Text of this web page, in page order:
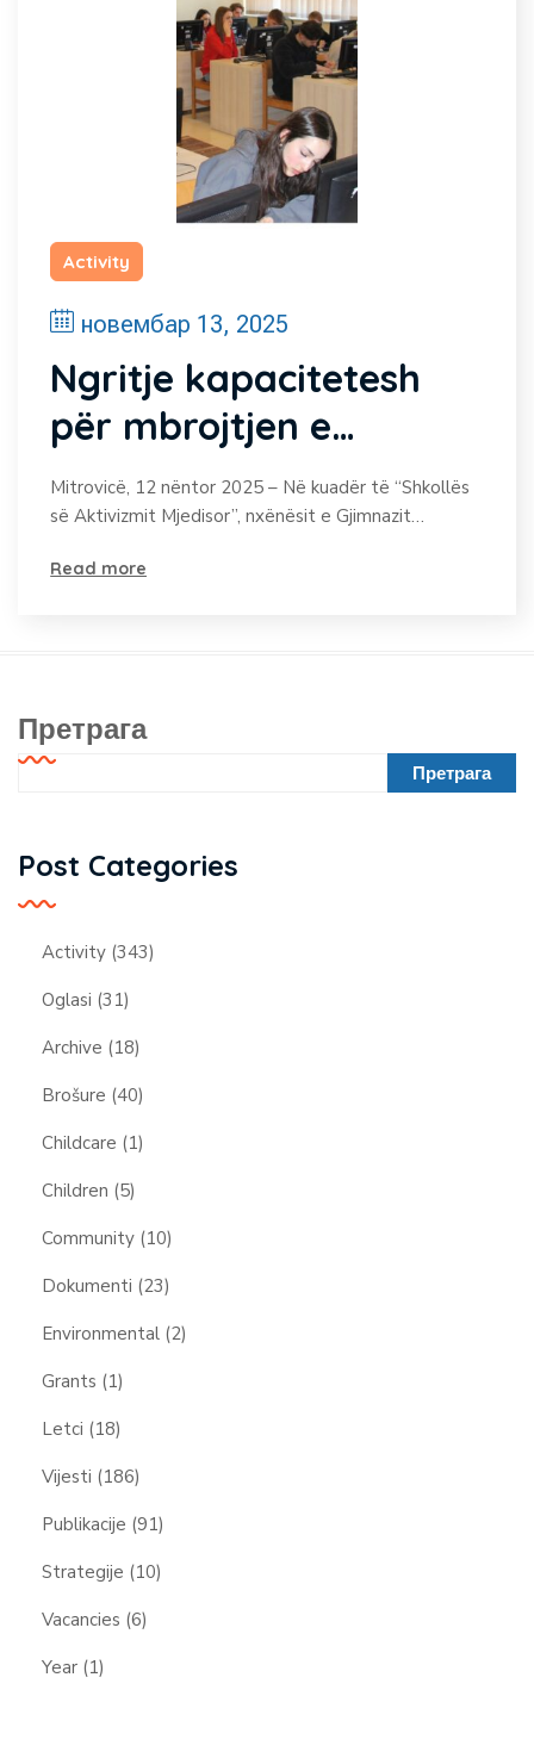
Activity
новембар 13, 2025
Ngritje kapacitetesh
për mbrojtjen e
mjedisit me nxënësit e
gjimnazit “Frang
Bardhi”, Mitrovicë e
Mitrovicë, 12 nëntor 2025 – Në kuadër të “Shkollës
së Aktivizmit Mjedisor”, nxënësit e Gjimnazit…
Read more
Претрага
Претрага
Post Categories
Activity (343)
Oglasi (31)
Archive (18)
Brošure (40)
Childcare (1)
Children (5)
Community (10)
Dokumenti (23)
Environmental (2)
Grants (1)
Letci (18)
Vijesti (186)
Publikacije (91)
Strategije (10)
Vacancies (6)
Year (1)